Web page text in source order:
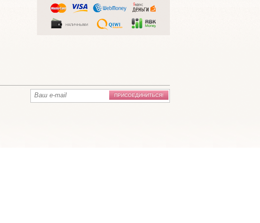
ПРИСОЕДИНИТЬСЯ!